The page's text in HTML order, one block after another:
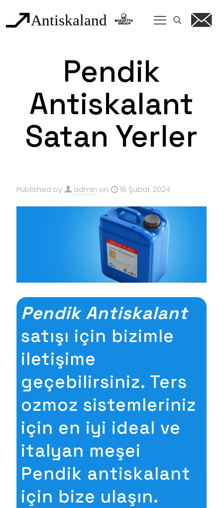
Pendik
Antiskalant
Satan Yerler
Published by admin on 16 Şubat 2024
Pendik Antiskalant
satışı için bizimle
iletişime
geçebilirsiniz. Ters
ozmoz sistemleriniz
için en iyi ideal ve
italyan meşei
Pendik antiskalant
için bize ulaşın.